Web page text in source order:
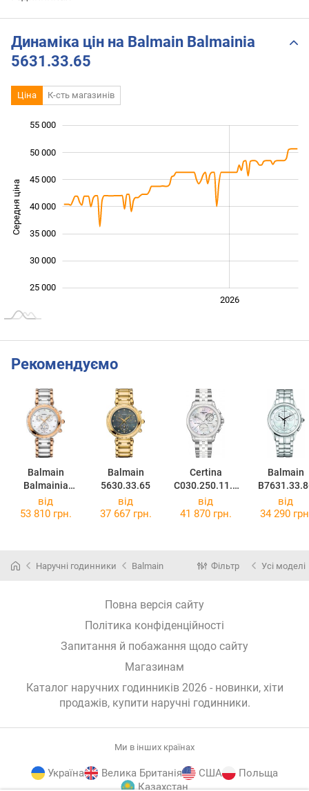
Динаміка цін на Balmain Balmainia
5631.33.65
Ціна К-сть магазинів
Середня ціна 25 000
25 000
30 000
35 000
40 000
45 000
50 000
55 000
2026
Рекомендуємо
Balmain
Balmainia
5638.33.85
Balmain
5630.33.65
Certina
C030.250.11.1
06.00
Balmain
від
53 810 грн.
від
37 667 грн.
від
41 870 грн.
від
34 290
Наручні годинники Balmain Фільтр Усі моделі
Повна версія сайту
Політика конфіденційності
Запитання й побажання щодо сайту
Магазинам
Каталог наручних годинників 2026 - новинки, хіти
продажів, купити наручні годинники.
Ми в інших країнах
Україна Велика Британія США
Польща
Казахстан